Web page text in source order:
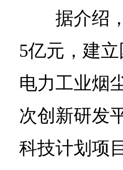
据介绍
5亿元，建
电力工业烟
次创新研发
科技计划项